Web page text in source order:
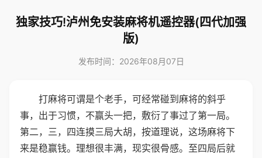
独家技巧!泸州免安装麻将机遥控器(四代加强
版)
发布时间：2026年08月07日
打麻将可谓是个老手，可经常碰到麻将的斜乎
事，出于习惯，不赢头一把，敷衍了事过了第一局。
第二，三，四连摸三局大胡，按道理说，这场麻将下
来是稳赢钱。理想很丰满，现实很骨感。至四局后就